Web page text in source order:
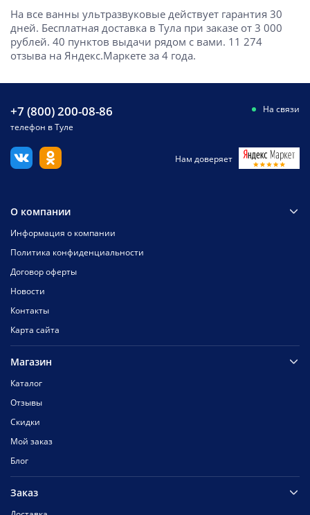
На все ванны ультразвуковые действует гарантия 30
дней. Бесплатная доставка в Тула при заказе от 3 000
рублей. 40 пунктов выдачи рядом с вами. 11 274
отзыва на Яндекс.Маркете за 4 года.
+7 (800) 200-08-86
телефон в Туле
На связи
Нам доверяет
О компании
Информация о компании
Политика конфиденциальности
Договор оферты
Новости
Контакты
Карта сайта
Магазин
Каталог
Отзывы
Скидки
Мой заказ
Блог
Заказ